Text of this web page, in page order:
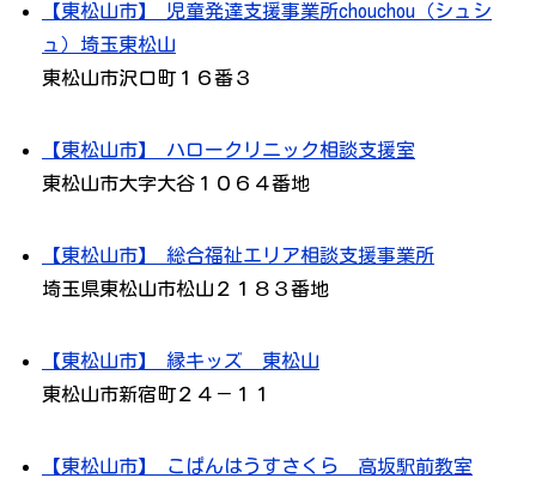
【東松山市】 児童発達支援事業所chouchou（シュシ
ュ）埼玉東松山
東松山市沢口町１６番３
【東松山市】 ハロークリニック相談支援室
東松山市大字大谷１０６４番地
【東松山市】 総合福祉エリア相談支援事業所
埼玉県東松山市松山２１８３番地
【東松山市】 縁キッズ 東松山
東松山市新宿町２４－１１
【東松山市】 こぱんはうすさくら 高坂駅前教室